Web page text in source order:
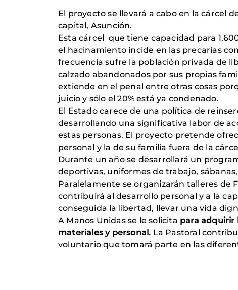
El proyecto se llevará a cabo en la cárcel
capital, Asunción.
Esta cárcel que tiene capacidad para
el hacinamiento incide en las precarias
frecuencia sufre la población privada de
calzado abandonados por sus propias
extiende en el penal entre otras cosas
juicio y sólo el 20% está ya condenado.
El Estado carece de una política de
desarrollando una significativa labor de
estas personas. El proyecto pretende
personal y la de su familia fuera de la
Durante un año se desarrollará un
deportivas, uniformes de trabajo,
Paralelamente se organizarán talleres de
contribuirá al desarrollo personal y a la
conseguida la libertad, llevar una vida
A Manos Unidas se le solicita para adquirir
materiales y personal. La Pastoral
voluntario que tomará parte en las